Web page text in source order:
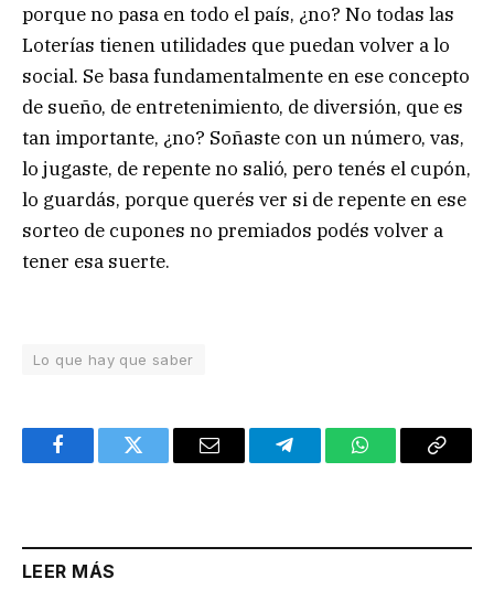
porque no pasa en todo el país, ¿no? No todas las
Loterías tienen utilidades que puedan volver a lo
social. Se basa fundamentalmente en ese concepto
de sueño, de entretenimiento, de diversión, que es
tan importante, ¿no? Soñaste con un número, vas,
lo jugaste, de repente no salió, pero tenés el cupón,
lo guardás, porque querés ver si de repente en ese
sorteo de cupones no premiados podés volver a
tener esa suerte.
Lo que hay que saber
FacebookTwitter Email TelegramWhatsAppCopy
LEER MÁS